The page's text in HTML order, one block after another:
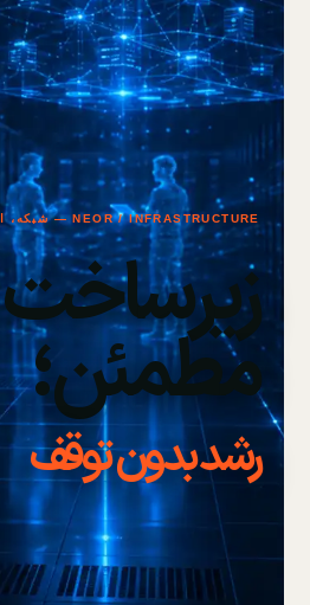
NEOR / INFRASTRUCTURE — شبکه، امنیت، ابر و عملیات
زیرساخت
مطمئن؛
رشد بدون توقف